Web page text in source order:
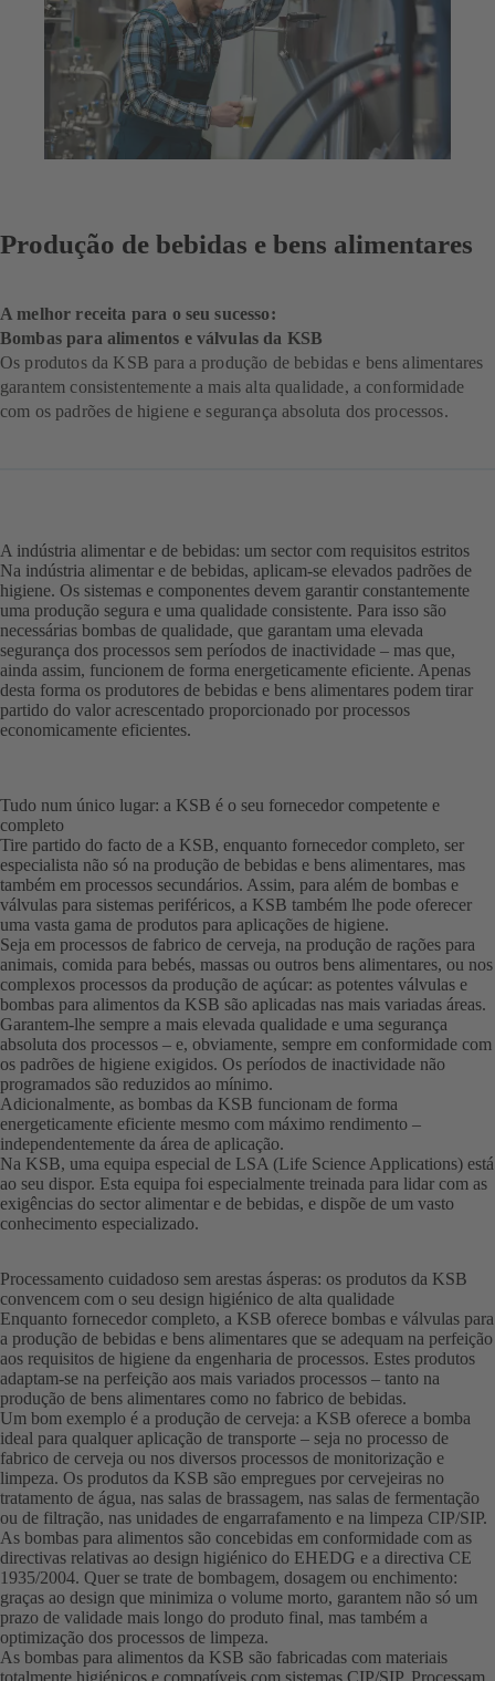
Produção de bebidas e bens alimentares
A melhor receita para o seu sucesso:
Bombas para alimentos e válvulas da KSB
Os produtos da KSB para a produção de bebidas e bens alimentares
garantem consistentemente a mais alta qualidade, a conformidade
com os padrões de higiene e segurança absoluta dos processos.
A indústria alimentar e de bebidas: um sector com requisitos estritos
Na indústria alimentar e de bebidas, aplicam-se elevados padrões de
higiene. Os sistemas e componentes devem garantir constantemente
uma produção segura e uma qualidade consistente. Para isso são
necessárias bombas de qualidade, que garantam uma elevada
segurança dos processos sem períodos de inactividade – mas que,
ainda assim, funcionem de forma energeticamente eficiente. Apenas
desta forma os produtores de bebidas e bens alimentares podem tirar
partido do valor acrescentado proporcionado por processos
economicamente eficientes.
Tudo num único lugar: a KSB é o seu fornecedor competente e
completo
Tire partido do facto de a KSB, enquanto fornecedor completo, ser
especialista não só na produção de bebidas e bens alimentares, mas
também em processos secundários. Assim, para além de bombas e
válvulas para sistemas periféricos, a KSB também lhe pode oferecer
uma vasta gama de produtos para aplicações de higiene.
Seja em processos de fabrico de cerveja, na produção de rações para
animais, comida para bebés, massas ou outros bens alimentares, ou nos
complexos processos da produção de açúcar: as potentes válvulas e
bombas para alimentos da KSB são aplicadas nas mais variadas áreas.
Garantem-lhe sempre a mais elevada qualidade e uma segurança
absoluta dos processos – e, obviamente, sempre em conformidade com
os padrões de higiene exigidos. Os períodos de inactividade não
programados são reduzidos ao mínimo.
Adicionalmente, as bombas da KSB funcionam de forma
energeticamente eficiente mesmo com máximo rendimento –
independentemente da área de aplicação.
Na KSB, uma equipa especial de LSA (Life Science Applications) está
ao seu dispor. Esta equipa foi especialmente treinada para lidar com as
exigências do sector alimentar e de bebidas, e dispõe de um vasto
conhecimento especializado.
Processamento cuidadoso sem arestas ásperas: os produtos da KSB
convencem com o seu design higiénico de alta qualidade
Enquanto fornecedor completo, a KSB oferece bombas e válvulas para
a produção de bebidas e bens alimentares que se adequam na perfeição
aos requisitos de higiene da engenharia de processos. Estes produtos
adaptam-se na perfeição aos mais variados processos – tanto na
produção de bens alimentares como no fabrico de bebidas.
Um bom exemplo é a produção de cerveja: a KSB oferece a bomba
ideal para qualquer aplicação de transporte – seja no processo de
fabrico de cerveja ou nos diversos processos de monitorização e
limpeza. Os produtos da KSB são empregues por cervejeiras no
tratamento de água, nas salas de brassagem, nas salas de fermentação
ou de filtração, nas unidades de engarrafamento e na limpeza CIP/SIP.
As bombas para alimentos são concebidas em conformidade com as
directivas relativas ao design higiénico do EHEDG e a directiva CE
1935/2004. Quer se trate de bombagem, dosagem ou enchimento:
graças ao design que minimiza o volume morto, garantem não só um
prazo de validade mais longo do produto final, mas também a
optimização dos processos de limpeza.
As bombas para alimentos da KSB são fabricadas com materiais
totalmente higiénicos e compatíveis com sistemas CIP/SIP. Processam,